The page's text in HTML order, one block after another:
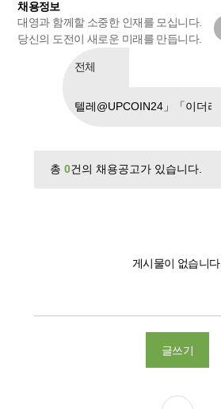
채용정보
대영과 함께할 소중한 인재를 모십니다.
당신의 도전이 새로운 미래를 만듭니다.
총 0건의 채용공고가 있습니다.
게시물이 없습니다.
글쓰기